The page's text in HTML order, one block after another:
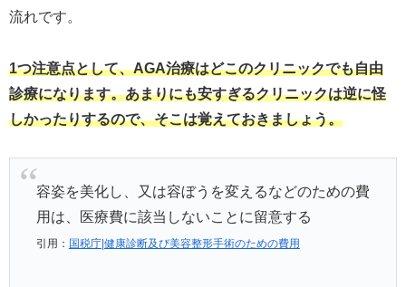
流れです。
1つ注意点として、AGA治療はどこのクリニックでも自由
診療になります。あまりにも安すぎるクリニックは逆に怪
しかったりするので、そこは覚えておきましょう。
容姿を美化し、又は容ぼうを変えるなどのための費
用は、医療費に該当しないことに留意する
引用： 国税庁|健康診断及び美容整形手術のための費用